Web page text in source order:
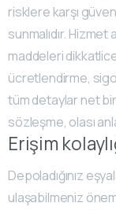
risklere karşı
sunmalıdır.
maddeleri
ücretlendirme,
tüm detaylar net
sözleşme, olası
Erişim
Depoladığınız
ulaşabilmeniz